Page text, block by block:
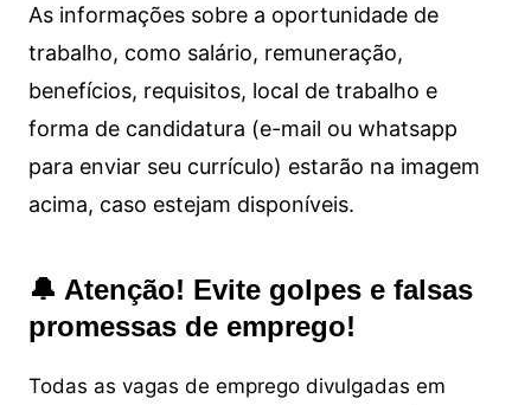
As informações sobre a oportunidade de
trabalho, como salário, remuneração,
benefícios, requisitos, local de trabalho e
forma de candidatura (e-mail ou whatsapp
para enviar seu currículo) estarão na imagem
acima, caso estejam disponíveis.
🔔 Atenção! Evite golpes e falsas
promessas de emprego!
Todas as vagas de emprego divulgadas em